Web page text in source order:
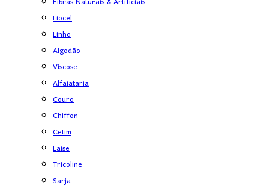
Liocel
Linho
Algodão
Viscose
Alfaiataria
Couro
Chiffon
Cetim
Laise
Tricoline
Sarja